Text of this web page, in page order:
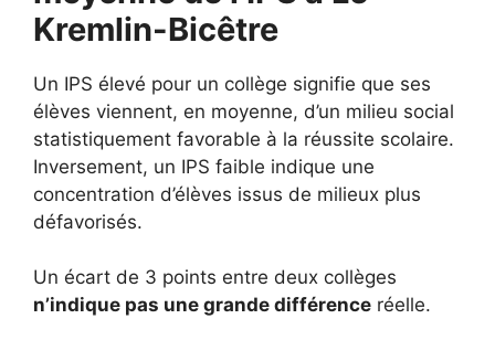
Kremlin-Bicêtre
Un IPS élevé pour un collège signifie que ses
élèves viennent, en moyenne, d’un milieu social
statistiquement favorable à la réussite scolaire.
Inversement, un IPS faible indique une
concentration d’élèves issus de milieux plus
défavorisés.
Un écart de 3 points entre deux collèges
n’indique pas une grande différence réelle.